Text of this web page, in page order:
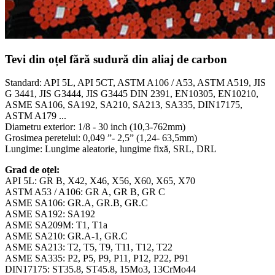
Tevi din oțel fără sudură din aliaj de carbon
Standard: API 5L, API 5CT, ASTM A106 / A53, ASTM A519, JIS
G 3441, JIS G3444, JIS G3445 DIN 2391, EN10305, EN10210,
ASME SA106, SA192, SA210, SA213, SA335, DIN17175,
ASTM A179 ...
Diametru exterior: 1/8 - 30 inch (10,3-762mm)
Grosimea peretelui: 0,049 ”- 2,5” (1,24- 63,5mm)
Lungime: Lungime aleatorie, lungime fixă, SRL, DRL
Grad de oțel:
API 5L: GR B, X42, X46, X56, X60, X65, X70
ASTM A53 / A106: GR A, GR B, GR C
ASME SA106: GR.A, GR.B, GR.C
ASME SA192: SA192
ASME SA209M: T1, T1a
ASME SA210: GR.A-1, GR.C
ASME SA213: T2, T5, T9, T11, T12, T22
ASME SA335: P2, P5, P9, P11, P12, P22, P91
DIN17175: ST35.8, ST45.8, 15Mo3, 13CrMo44